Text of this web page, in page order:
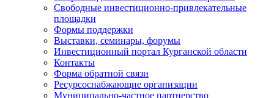
Свободные инвестиционно-привлекательные
площадки
Формы поддержки
Выставки, семинары, форумы
Инвестиционный портал Курганской области
Контакты
Форма обратной связи
Ресурсоснабжающие организации
Муниципально-частное партнерство